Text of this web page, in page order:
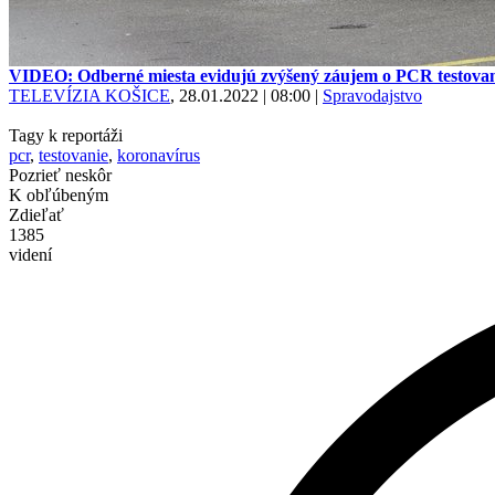
VIDEO: Odberné miesta evidujú zvýšený záujem o PCR
TELEVÍZIA KOŠICE, 28.01.2022 | 08:00 | Spravodajstvo
Tagy k reportáži
pcr, testovanie, koronavírus
Pozrieť neskôr
K obľúbeným
Zdieľať
1385
videní